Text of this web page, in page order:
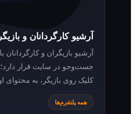
آرشیو کارگردانان و بازیگران
آرشیو بازیگران و کارگردانان با قابلیت
جست‌وجو در سایت قرار دارد؛ در اپ نیز با
کلیک روی بازیگر، به محتوای او می‌رسید.
همه پلتفرم‌ها